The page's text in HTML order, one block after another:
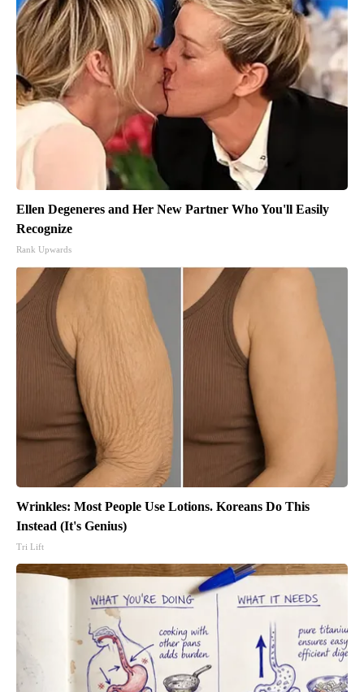
Ellen Degeneres and Her New Partner Who You'll Easily
Recognize
Rank Upwards
Wrinkles: Most People Use Lotions. Koreans Do This
Instead (It's Genius)
Tri Lift